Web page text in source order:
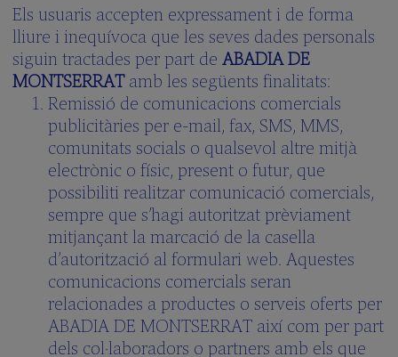
Què
vols
saber?
(FAQS)
Galeria
multimèdia
Clickedu
LA
RESIDÈNCIA
Una
gran
família
Activitats
Aprenem
Anglés
Els usuaris accepten expressament i de forma
lliure i inequívoca que les seves dades personals
siguin tractades per part de ABADIA DE
MONTSERRATamb les següents finalitats:
Remissió de comunicacions comercials
publicitàries per e-mail, fax, SMS, MMS,
comunitats socials o qualsevol altre mitjà
electrònic o físic, present o futur, que
possibiliti realitzar comunicació comercials,
sempre que s’hagi autoritzat prèviament
mitjançant la marcació de la casella
d’autorització al formulari web. Aquestes
comunicacions comercials seran
relacionades a productes o serveis oferts per
ABADIA DE MONTSERRAT així com per part
dels col·laboradors o partners amb els que